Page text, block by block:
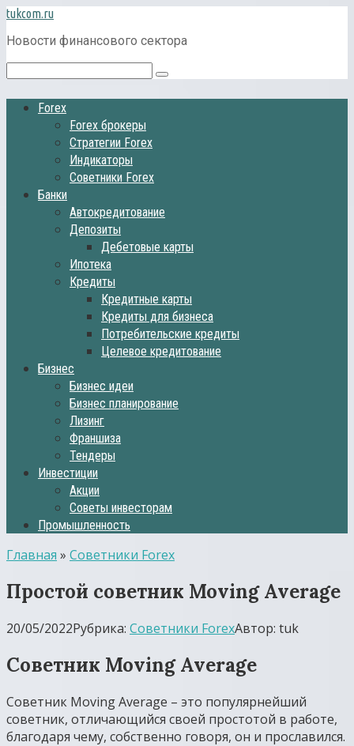
Перейти
к
контенту
tukcom.ru
Новости финансового сектора
Поиск:
Forex
Forex брокеры
Стратегии Forex
Индикаторы
Советники Forex
Банки
Автокредитование
Депозиты
Дебетовые карты
Ипотека
Кредиты
Кредитные карты
Кредиты для бизнеса
Потребительские кредиты
Целевое кредитование
Бизнес
Бизнес идеи
Бизнес планирование
Лизинг
Франшиза
Тендеры
Инвестиции
Акции
Советы инвесторам
Промышленность
Главная » Советники Forex
Простой советник Moving Average
20/05/2022Рубрика: Советники ForexАвтор: tuk
Советник Moving Average
Советник Moving Average – это популярнейший
советник, отличающийся своей простотой в работе,
благодаря чему, собственно говоря, он и прославился.